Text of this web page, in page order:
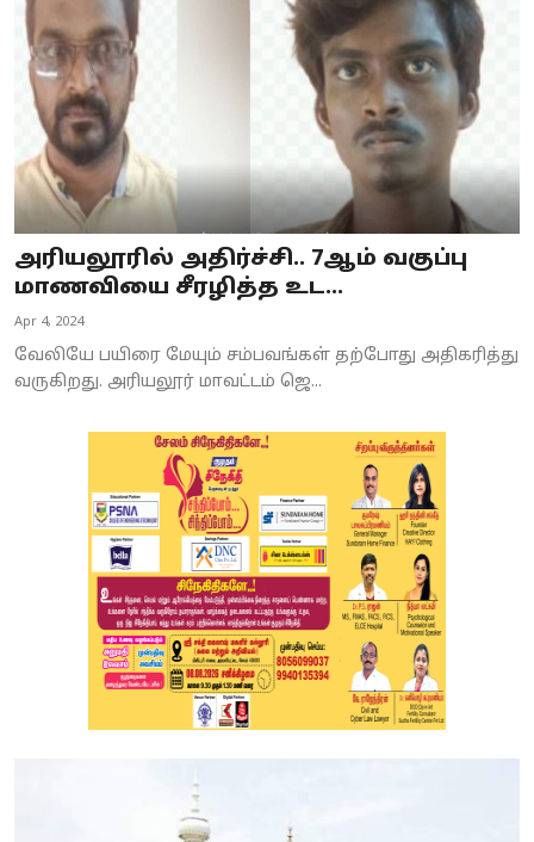
அரியலூரில் அதிர்ச்சி.. 7ஆம் வகுப்பு
மாணவியை சீரழித்த உட...
Apr 4, 2024
வேலியே பயிரை மேயும் சம்பவங்கள் தற்போது அதிகரித்து
வருகிறது. அரியலூர் மாவட்டம் ஜெ...